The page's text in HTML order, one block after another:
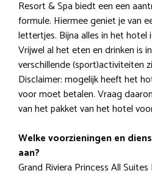
Resort & Spa biedt een een
formule. Hiermee geniet je van
lettertjes. Bijna alles in het hotel
Vrijwel al het eten en drinken is
verschillende (sport)activiteiten
Disclaimer: mogelijk heeft het
voor moet betalen. Vraag
van het pakket van het hotel
Welke voorzieningen en
aan?
Grand Riviera Princess All